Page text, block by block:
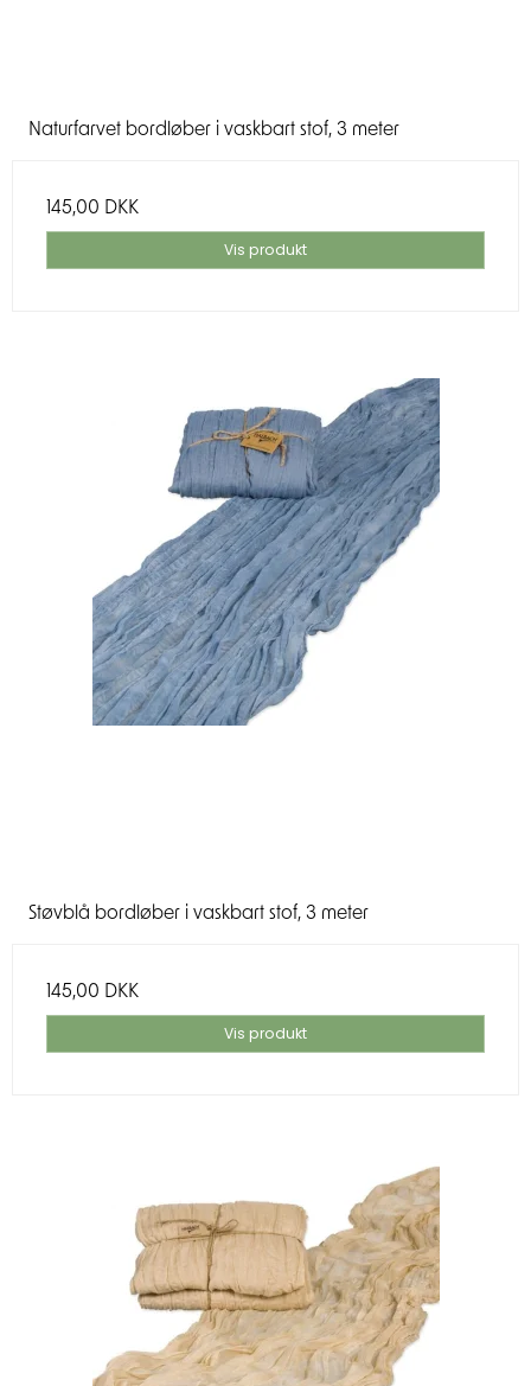
Naturfarvet bordløber i vaskbart stof, 3 meter
145,00 DKK
Vis produkt
Støvblå bordløber i vaskbart stof, 3 meter
145,00 DKK
Vis produkt